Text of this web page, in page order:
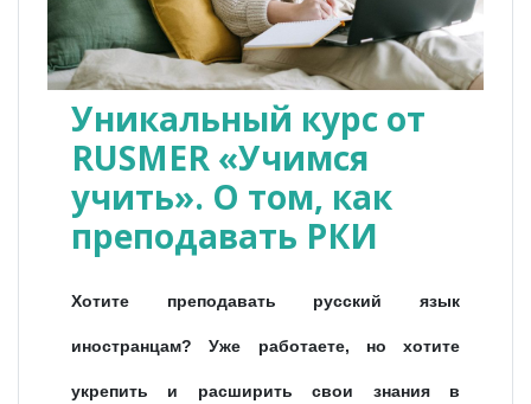
Уникальный курс от
RUSMER «Учимся
учить». О том, как
преподавать РКИ
Хотите преподавать русский язык
иностранцам? Уже работаете, но хотите
укрепить и расширить свои знания в